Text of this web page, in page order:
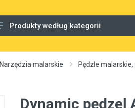
Produkty według kategorii
Narzędzia malarskie Pędzle malarskie,
Dynamic pędzel